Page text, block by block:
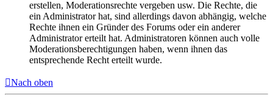
erstellen, Moderationsrechte vergeben usw. Die Rechte, die
ein Administrator hat, sind allerdings davon abhängig, welche
Rechte ihnen ein Gründer des Forums oder ein anderer
Administrator erteilt hat. Administratoren können auch volle
Moderationsberechtigungen haben, wenn ihnen das
entsprechende Recht erteilt wurde.
Nach oben